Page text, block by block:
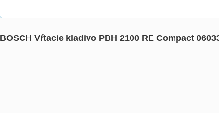
BOSCH Vŕtacie kladivo PBH 2100 RE Compact